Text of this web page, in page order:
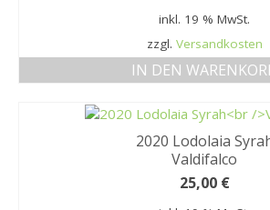
inkl. 19 % MwSt.
zzgl. Versandkosten
IN DEN
2020 Lodolaia
Valdifalco
25,00 €